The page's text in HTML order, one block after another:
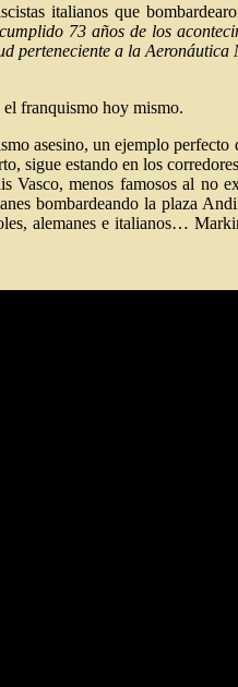
italianos que
73 años de los
perteneciente a la
el franquismo hoy mismo.
asesino, un ejemplo
sigue estando en los
Vasco, menos famosos al
bombardeando la plaza
alemanes e italianos…